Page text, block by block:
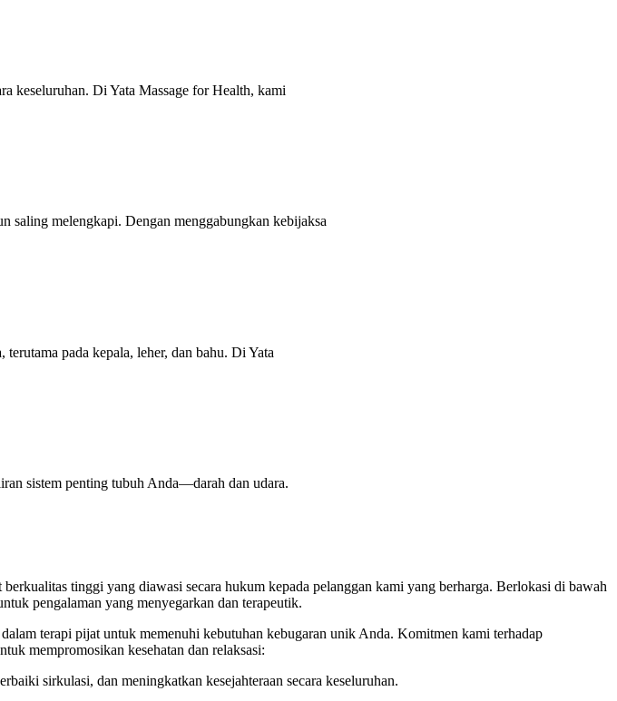
keseluruhan. Di Yata Massage for Health, kami
saling melengkapi. Dengan menggabungkan kebijaksa
pada kepala, leher, dan bahu. Di Yata
sistem penting tubuh Anda—darah dan udara.
tinggi yang diawasi secara hukum kepada pelanggan kami yang berharga. Berlokasi di bawah
pengalaman yang menyegarkan dan terapeutik.
terapi pijat untuk memenuhi kebutuhan kebugaran unik Anda. Komitmen kami terhadap
mempromosikan kesehatan dan relaksasi:
sirkulasi, dan meningkatkan kesejahteraan secara keseluruhan.